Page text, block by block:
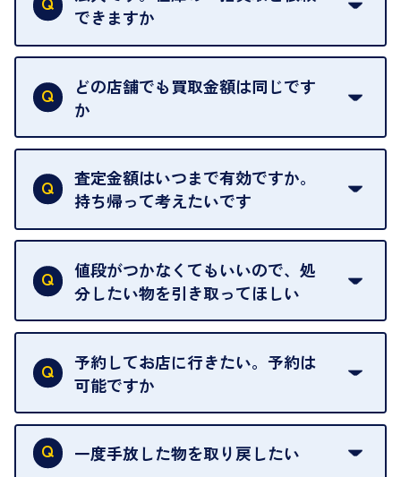
できますか
はい。喜んで承ります。出張買取をご利用くださ
い。
ご指定の場所にお伺いします。
どの店舗でも買取金額は同じです
か
はい。全店舗一律です。
ただし、中古市場は日々変動するため、査定した日
によって査定額が変わることはございます。
査定金額はいつまで有効ですか。
持ち帰って考えたいです
査定額は当日限り有効です。
中古市場が日々変動するため、翌日には査定額が変
わることがございます。
値段がつかなくてもいいので、処
分したい物を引き取ってほしい
再販不可能な物は、場合によってはお断りすること
がございます。ご了承ください。
予約してお店に行きたい。予約は
可能ですか
申し訳ありませんが、現在はご来店の予約は承って
おりません。
一度手放した物を取り戻したい